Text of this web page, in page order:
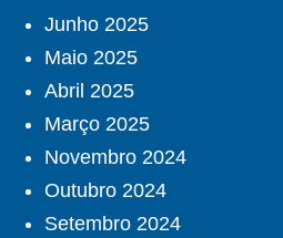
Junho 2025
Maio 2025
Abril 2025
Março 2025
Novembro 2024
Outubro 2024
Setembro 2024